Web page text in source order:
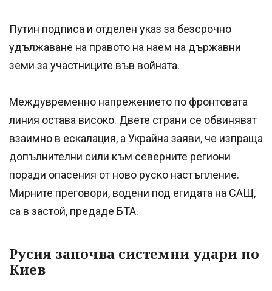
Путин подписа и отделен указ за безсрочно
удължаване на правото на наем на държавни
земи за участниците във войната.
Междувременно напрежението по фронтовата
линия остава високо. Двете страни се обвиняват
взаимно в ескалация, а Украйна заяви, че изпраща
допълнителни сили към северните региони
поради опасения от ново руско настъпление.
Мирните преговори, водени под егидата на САЩ,
са в застой, предаде БТА.
Русия започва системни удари по
Киев